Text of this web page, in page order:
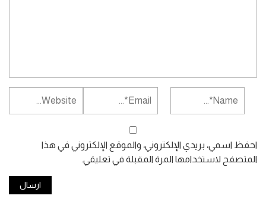
احفظ اسمي، بريدي الإلكتروني، والموقع الإلكتروني في هذا
المتصفح لاستخدامها المرة المقبلة في تعليقي.